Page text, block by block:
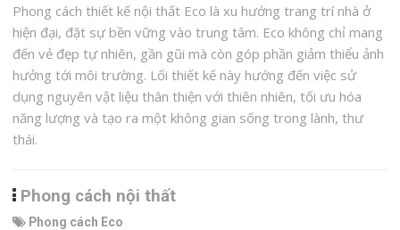
Phong cách thiết kế nội thất Eco là xu hướng trang trí nhà ở
hiện đại, đặt sự bền vững vào trung tâm. Eco không chỉ mang
đến vẻ đẹp tự nhiên, gần gũi mà còn góp phần giảm thiểu ảnh
hưởng tới môi trường. Lối thiết kế này hướng đến việc sử
dụng nguyên vật liệu thân thiện với thiên nhiên, tối ưu hóa
năng lượng và tạo ra một không gian sống trong lành, thư
thái.
Phong cách nội thất
Phong cách Eco